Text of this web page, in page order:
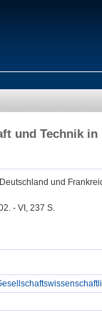
und Technik
und
- VI, 237 S.